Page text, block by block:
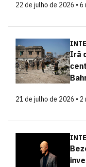
22 de julho de 2026 •
Irã
21 de julho de 2026 •